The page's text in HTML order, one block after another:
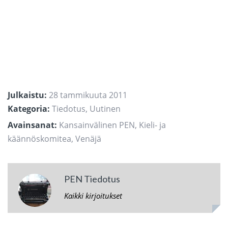
Julkaistu: 28 tammikuuta 2011
Kategoria: Tiedotus, Uutinen
Avainsanat: Kansainvälinen PEN, Kieli- ja
käännöskomitea, Venäjä
PEN Tiedotus
Kaikki kirjoitukset